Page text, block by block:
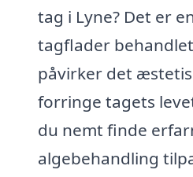
tag i Lyne? Det er
tagflader
påvirker det
forringe tagets
du nemt finde
algebehandling